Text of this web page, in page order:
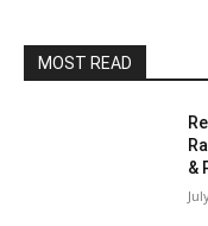
MOST READ
&